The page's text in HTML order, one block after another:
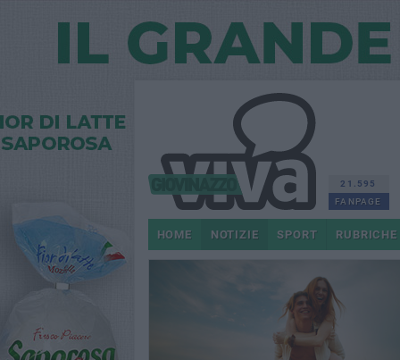
21.595
FANPAGE
HOME NOTIZIE SPORT RUBRICHE